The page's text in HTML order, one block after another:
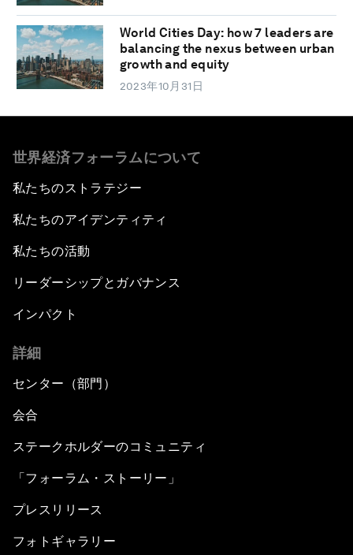
World Cities Day: how 7 leaders are
balancing the nexus between urban
growth and equity
2023年10月31日
世界経済フォーラムについて
私たちのストラテジー
私たちのアイデンティティ
私たちの活動
リーダーシップとガバナンス
インパクト
詳細
センター（部門）
会合
ステークホルダーのコミュニティ
「フォーラム・ストーリー」
プレスリリース
フォトギャラリー